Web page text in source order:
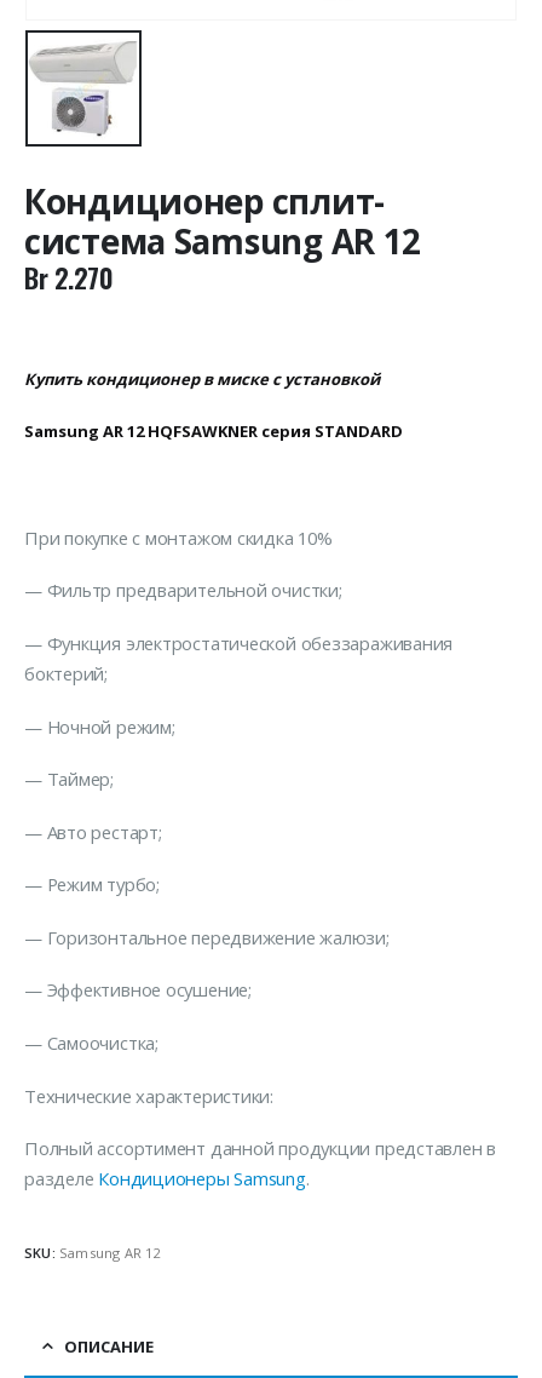
Кондиционер сплит-
система Samsung AR 12
Br2.270
Купить кондиционер в миске с установкой
Samsung AR 12 HQFSAWKNER серия STANDARD
При покупке с монтажом скидка 10%
— Фильтр предварительной очистки;
— Функция электростатической обеззараживания
боктерий;
— Ночной режим;
— Таймер;
— Авто рестарт;
— Режим турбо;
— Горизонтальное передвижение жалюзи;
— Эффективное осушение;
— Самоочистка;
Технические характеристики:
Полный ассортимент данной продукции представлен в
разделе Кондиционеры Samsung.
SKU: Samsung AR 12
ОПИСАНИЕ